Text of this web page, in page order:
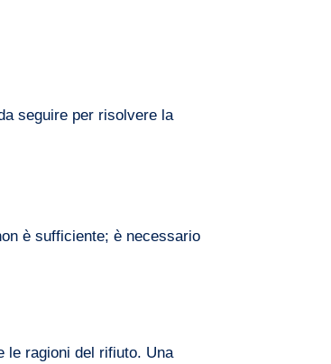
seguire per risolvere la
è sufficiente; è necessario
le ragioni del rifiuto. Una